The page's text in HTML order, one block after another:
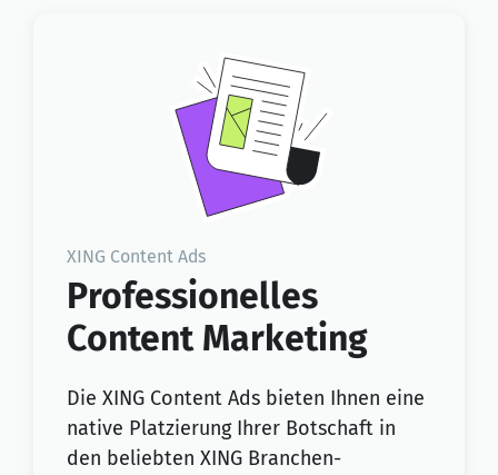
XING Content Ads
Professionelles
Content Marketing
Die XING Content Ads bieten Ihnen eine
native Platzierung Ihrer Botschaft in
den beliebten XING Branchen-